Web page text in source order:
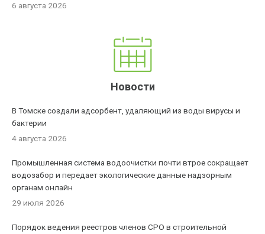
6 августа 2026
Новости
В Томске создали адсорбент, удаляющий из воды вирусы и
бактерии
4 августа 2026
Промышленная система водоочистки почти втрое сокращает
водозабор и передает экологические данные надзорным
органам онлайн
29 июля 2026
Порядок ведения реестров членов СРО в строительной